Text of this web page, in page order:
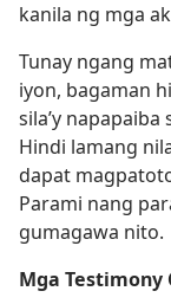
kanila ng mga
Tunay ngang
iyon, bagaman
sila’y
Hindi lamang
dapat
Parami nang
gumagawa nito.
Mga Testimony